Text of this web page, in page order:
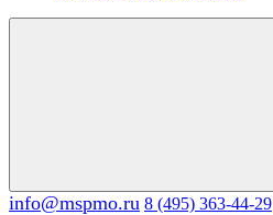
info@mspmo.ru 8 (495) 363-44-29